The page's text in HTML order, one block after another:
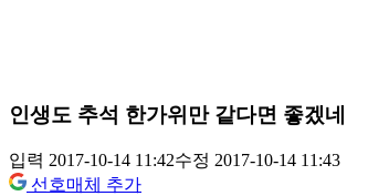
인생도 추석 한가위만 같다면 좋겠네
입력 2017-10-14 11:42수정 2017-10-14 11:43
선호매체 추가